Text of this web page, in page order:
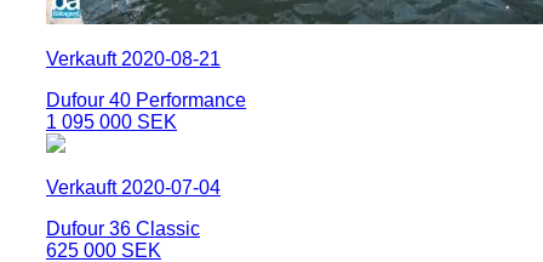
Verkauft 2020-08-21
Dufour 40 Performance
1 095 000 SEK
Verkauft 2020-07-04
Dufour 36 Classic
625 000 SEK